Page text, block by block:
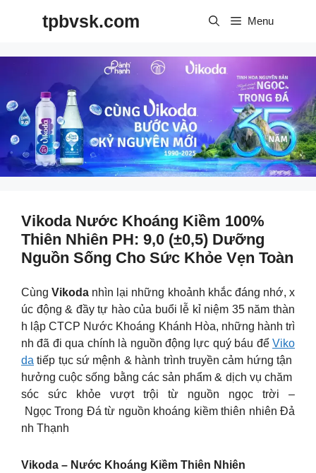
tpbvsk.com Menu
Vikoda Nước Khoáng Kiềm 100%
Thiên Nhiên PH: 9,0 (±0,5) Dưỡng
Nguồn Sống Cho Sức Khỏe Vẹn Toàn
CùngVikoda nhìn lại những khoảnh khắc đáng nhớ, x
úc động & đầy tự hào của buổi lễ kỉ niệm 35 năm thàn
h lập CTCP Nước Khoáng Khánh Hòa, những hành trì
nh đã đi qua chính là nguồn động lực quý báu để Viko
da tiếp tục sứ mệnh & hành trình truyền cảm hứng tận
hưởng cuộc sống bằng các sản phẩm & dịch vụ chăm
sóc sức khỏe vượt trội từ nguồn ngọc trời –
Ngọc Trong Đá từ nguồn khoáng kiềm thiên nhiên Đả
nh Thạnh
Vikoda – Nước Khoáng Kiềm Thiên Nhiên